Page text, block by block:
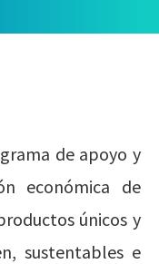
de apoyo y
económica de
únicos y
sustentables e